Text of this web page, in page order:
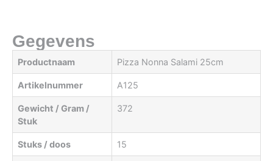
Gegevens
Productnaam Pizza Nonna Salami 25cm
Artikelnummer A125
Gewicht / Gram /
Stuk
372
Stuks / doos 15